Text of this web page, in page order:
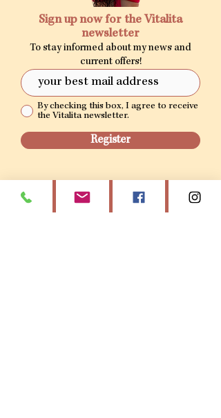
Sign up now for the Vitalita
newsletter
To stay informed about my news and
current offers!
By checking this box, I agree to receive
the Vitalita newsletter.
Register